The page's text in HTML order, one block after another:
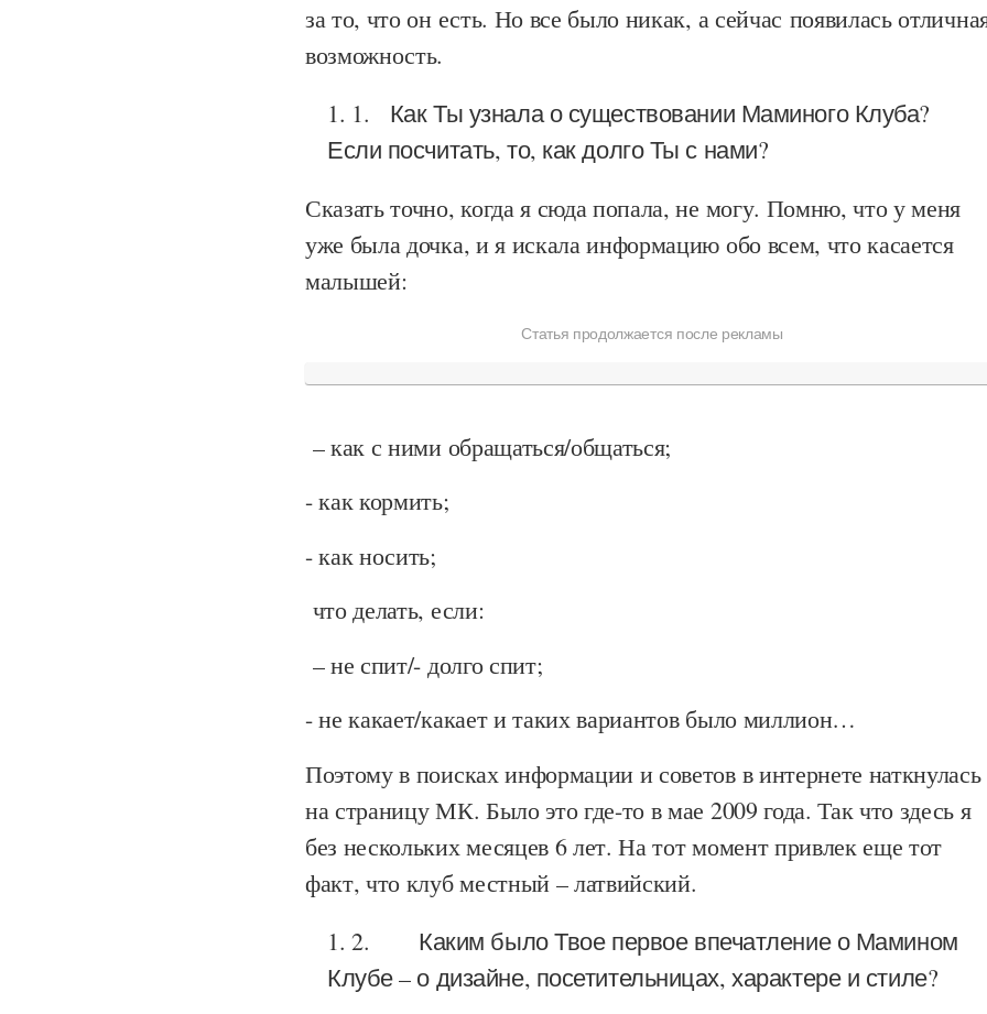
за то, что он есть. Но все было никак, а сейчас появилась
возможность.
1. Как Ты узнала о существовании Маминого Клуба?
Если посчитать, то, как долго Ты с нами?
Сказать точно, когда я сюда попала, не могу. Помню, что у меня
уже была дочка, и я искала информацию обо всем, что касается
малышей:
Статья продолжается после рекламы
– как с ними обращаться/общаться;
- как кормить;
- как носить;
что делать, если:
– не спит/- долго спит;
- не какает/какает и таких вариантов было миллион…
Поэтому в поисках информации и советов в интернете наткнулась
на страницу МК. Было это где-то в мае 2009 года. Так что здесь я
без нескольких месяцев 6 лет. На тот момент привлек еще тот
факт, что клуб местный – латвийский.
2. Каким было Твое первое впечатление о Мамином
Клубе – о дизайне, посетительницах, характере и стиле?